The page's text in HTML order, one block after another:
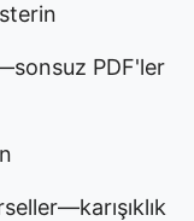
PDF'ler